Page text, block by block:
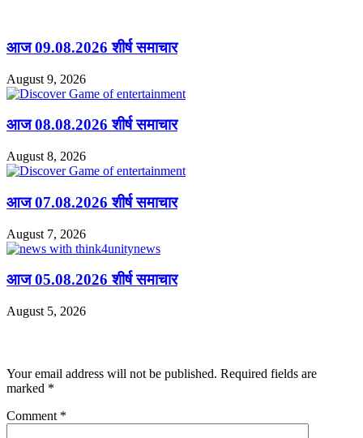
आज 09.08.2026 शीर्ष समाचार
August 9, 2026
आज 08.08.2026 शीर्ष समाचार
August 8, 2026
आज 07.08.2026 शीर्ष समाचार
August 7, 2026
आज 05.08.2026 शीर्ष समाचार
August 5, 2026
Your email address will not be published. Required fields are
marked *
Comment *